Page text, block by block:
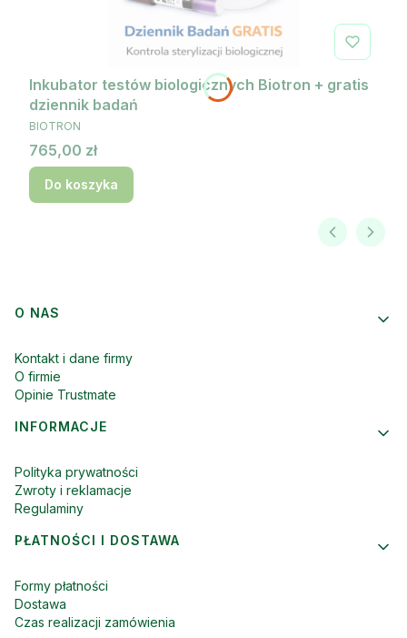
Inkubator testów biologicznych Biotron + gratis
dziennik badań
PRODUCENT
BIOTRON
Cena
765,00 zł
Do koszyka
Linki w stopce
O NAS
Kontakt i dane firmy
O firmie
Opinie Trustmate
INFORMACJE
Polityka prywatności
Zwroty i reklamacje
Regulaminy
PŁATNOŚCI I DOSTAWA
Formy płatności
Dostawa
Czas realizacji zamówienia